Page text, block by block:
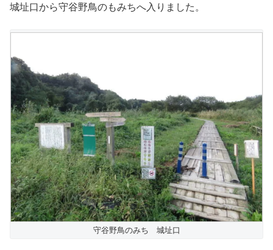
城址口から守谷野鳥のもみちへ入りました。
守谷野鳥のみち 城址口